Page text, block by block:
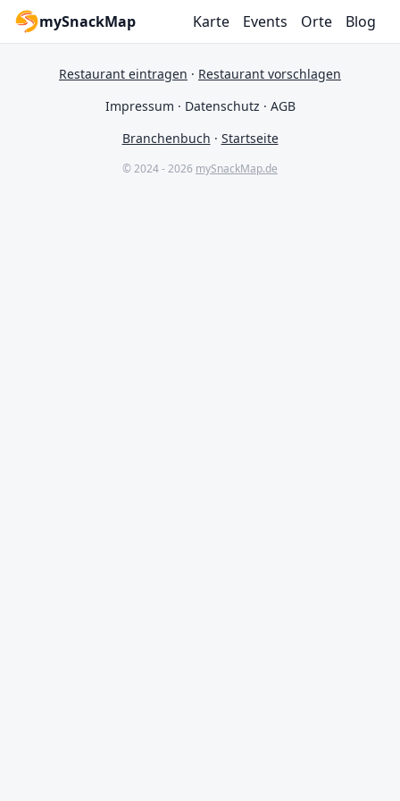
mySnackMap Karte Events Orte Blog
Restaurant eintragen · Restaurant vorschlagen
Impressum · Datenschutz · AGB
Branchenbuch · Startseite
© 2024 - 2026 mySnackMap.de